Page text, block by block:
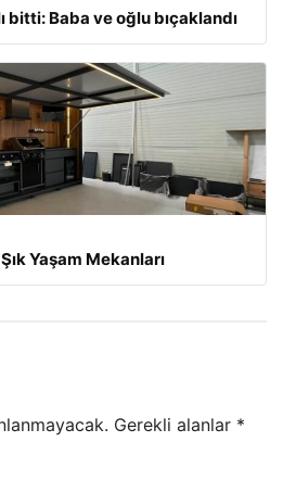
bitti: Baba ve oğlu bıçaklandı
Yaşam Mekanları
Gerekli alanlar *